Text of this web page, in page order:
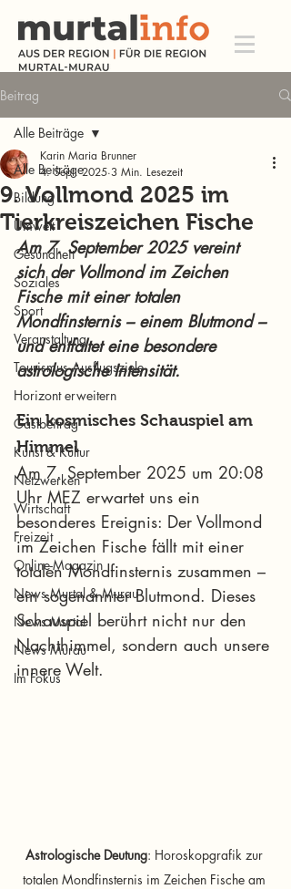
Beitrag
Alle Beiträge
Bildung
Umwelt
Gesundheit
Soziales
Sport
Veranstaltung
Tourismus Ausflugsziele
Horizont erweitern
Gastbeitrag
Kunst & Kultur
Netzwerken
Wirtschaft
Freizeit
Online-Magazin
News Murtal & Murau
News Murtal
News Murau
Im Fokus
Alle Beiträge
9. Vollmond 2025 im
Tierkreiszeichen Fische
Karin Maria Brunner
4. Sept. 2025 3 Min. Lesezeit
Am 7. September 2025 vereint
sich der Vollmond im Zeichen
Fische mit einer totalen
Mondfinsternis – einem Blutmond –
und entfaltet eine besondere
astrologische Intensität.
Ein kosmisches Schauspiel am
Himmel
Am 7. September 2025 um 20:08
Uhr MEZ erwartet uns ein
besonderes Ereignis: Der Vollmond
im Zeichen Fische fällt mit einer
totalen Mondfinsternis zusammen –
ein sogenannter Blutmond. Dieses
Schauspiel berührt nicht nur den
Nachthimmel, sondern auch unsere
innere Welt.
Astrologische Deutung: Horoskopgrafik zur
totalen Mondfinsternis im Zeichen Fische am